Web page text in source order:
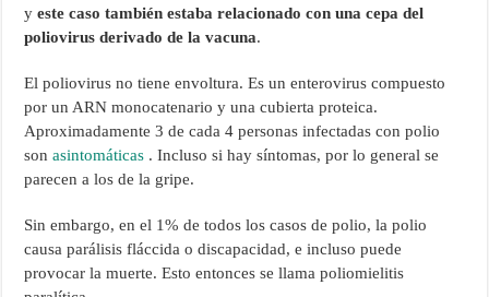
y este caso también estaba relacionado con una cepa del
poliovirus derivado de la vacuna.
El poliovirus no tiene envoltura. Es un enterovirus compuesto
por un ARN monocatenario y una cubierta proteica.
Aproximadamente 3 de cada 4 personas infectadas con polio
sonasintomáticas . Incluso si hay síntomas, por lo general se
parecen a los de la gripe.
Sin embargo, en el 1% de todos los casos de polio, la polio
causa parálisis fláccida o discapacidad, e incluso puede
provocar la muerte. Esto entonces se llama poliomielitis